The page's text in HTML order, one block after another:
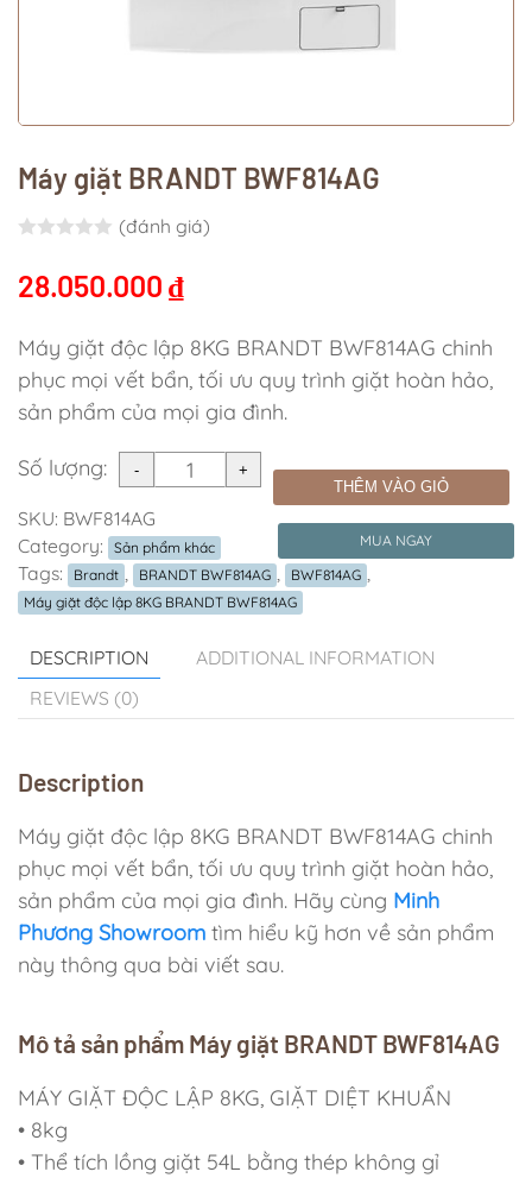
Máy giặt BRANDT BWF814AG
Rated0.0out of 5
(đánh giá)
28.050.000 ₫
Máy giặt độc lập 8KG BRANDT BWF814AG chinh
phục mọi vết bẩn, tối ưu quy trình giặt hoàn hảo,
sản phẩm của mọi gia đình.
Số lượng:
THÊM VÀO GIỎ
MUA NGAY
SKU: BWF814AG
Category:
Sản phẩm khác
Tags: Brandt , BRANDT BWF814AG , BWF814AG ,
Máy giặt độc lập 8KG BRANDT BWF814AG
DESCRIPTION
ADDITIONAL INFORMATION
REVIEWS (0)
Description
Máy giặt độc lập 8KG BRANDT BWF814AG chinh
phục mọi vết bẩn, tối ưu quy trình giặt hoàn hảo,
sản phẩm của mọi gia đình. Hãy cùng Minh
Phương Showroom tìm hiểu kỹ hơn về sản phẩm
này thông qua bài viết sau.
Mô tả sản phẩm Máy giặt BRANDT BWF814AG
MÁY GIẶT ÐỘC LẬP 8KG, GIẶT DIỆT KHUẨN
• 8kg
• Thể tích lồng giặt 54L bằng thép không gỉ